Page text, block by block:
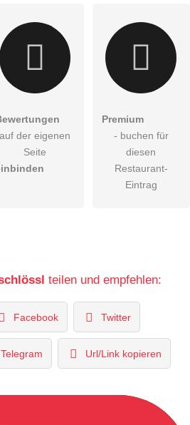
auf der eigenen
Seite
Premium
- buchen für
diesen
Restaurant-
Eintrag
teilen und empfehlen:
Facebook Twitter
Telegram Url/Link kopieren